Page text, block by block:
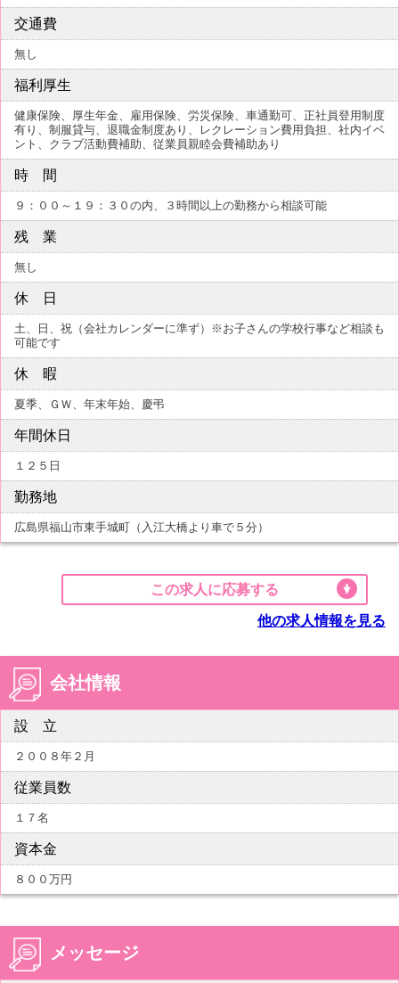
交通費
無し
福利厚生
健康保険、厚生年金、雇用保険、労災保険、車通勤可、正社員登用制度
有り、制服貸与、退職金制度あり、レクレーション費用負担、社内イベ
ント、クラブ活動費補助、従業員親睦会費補助あり
時 間
９：００～１９：３０の内、３時間以上の勤務から相談可能
残 業
無し
休 日
土、日、祝（会社カレンダーに準ず）※お子さんの学校行事など相談も
可能です
休 暇
夏季、ＧＷ、年末年始、慶弔
年間休日
１２５日
勤務地
広島県福山市東手城町（入江大橋より車で５分）
この求人に応募する
他の求人情報を見る
会社情報
設 立
２００８年２月
従業員数
１７名
資本金
８００万円
メッセージ